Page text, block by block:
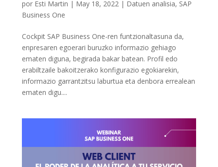
por Esti Martin | May 18, 2022| Datuen analisia, SAP
Business One
Cockpit SAP Business One-ren funtzionaltasuna da,
enpresaren egoerari buruzko informazio gehiago
ematen diguna, begirada bakar batean. Profil edo
erabiltzaile bakoitzerako konfigurazio egokiarekin,
informazio garrantzitsu laburtua eta denbora errealean
ematen digu....